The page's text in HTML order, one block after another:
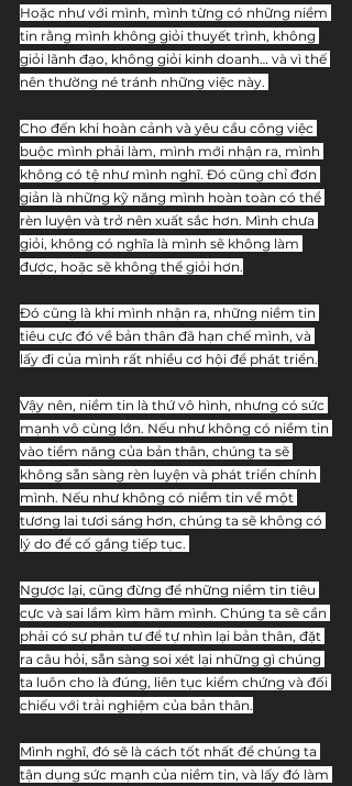
Hoặc như với mình, mình từng có những niềm
tin rằng mình không giỏi thuyết trình, không
giỏi lãnh đạo, không giỏi kinh doanh… và vì thế
nên thường né tránh những việc này.
Cho đến khi hoàn cảnh và yêu cầu công việc
buộc mình phải làm, mình mới nhận ra, mình
không có tệ như mình nghĩ. Đó cũng chỉ đơn
giản là những kỹ năng mình hoàn toàn có thể
rèn luyện và trở nên xuất sắc hơn. Mình chưa
giỏi, không có nghĩa là mình sẽ không làm
được, hoặc sẽ không thể giỏi hơn.
Đó cũng là khi mình nhận ra, những niềm tin
tiêu cực đó về bản thân đã hạn chế mình, và
lấy đi của mình rất nhiều cơ hội để phát triển.
Vậy nên, niềm tin là thứ vô hình, nhưng có sức
mạnh vô cùng lớn. Nếu như không có niềm tin
vào tiềm năng của bản thân, chúng ta sẽ
không sẵn sàng rèn luyện và phát triển chính
mình. Nếu như không có niềm tin về một
tương lai tươi sáng hơn, chúng ta sẽ không có
lý do để cố gắng tiếp tục.
Ngược lại, cũng đừng để những niềm tin tiêu
cực và sai lầm kìm hãm mình. Chúng ta sẽ cần
phải có sự phản tư để tự nhìn lại bản thân, đặt
ra câu hỏi, sẵn sàng soi xét lại những gì chúng
ta luôn cho là đúng, liên tục kiểm chứng và đối
chiếu với trải nghiệm của bản thân.
Mình nghĩ, đó sẽ là cách tốt nhất để chúng ta
tận dụng sức mạnh của niềm tin, và lấy đó làm